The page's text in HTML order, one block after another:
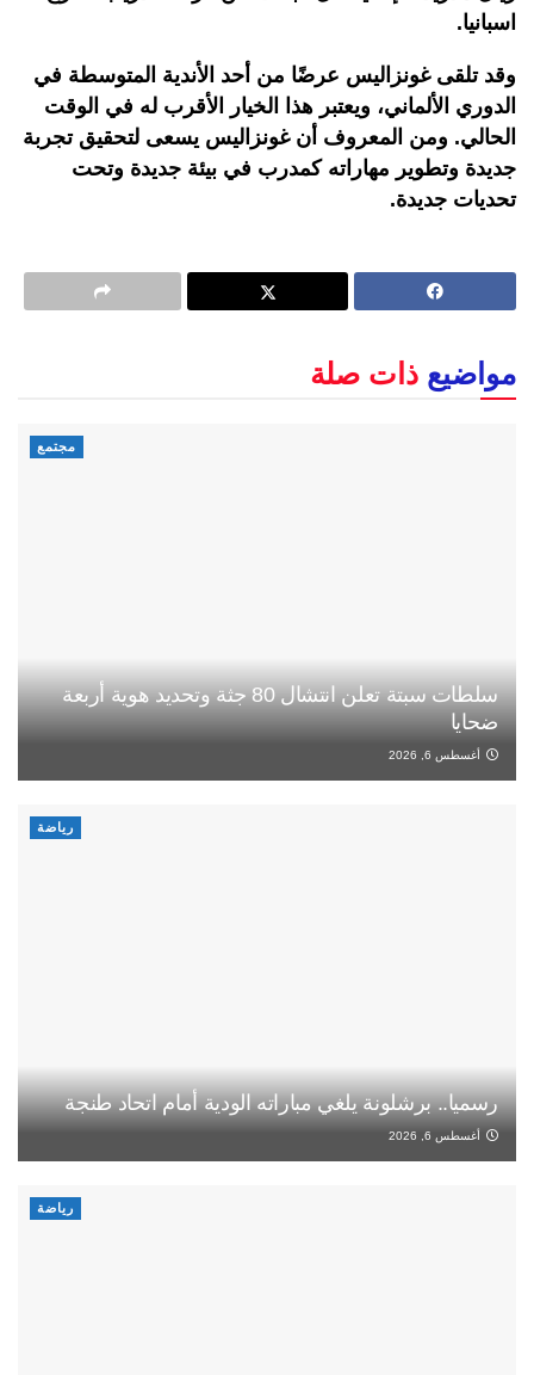
اسبانيا.
وقد تلقى غونزاليس عرضًا من أحد الأندية المتوسطة في
الدوري الألماني، ويعتبر هذا الخيار الأقرب له في الوقت
الحالي. ومن المعروف أن غونزاليس يسعى لتحقيق تجربة
جديدة وتطوير مهاراته كمدرب في بيئة جديدة وتحت
تحديات جديدة.
مواضيع ذات صلة
مجتمع
سلطات سبتة تعلن انتشال 80 جثة وتحديد هوية أربعة
ضحايا
أغسطس 6, 2026
رياضة
رسميا.. برشلونة يلغي مباراته الودية أمام اتحاد طنجة
أغسطس 6, 2026
رياضة